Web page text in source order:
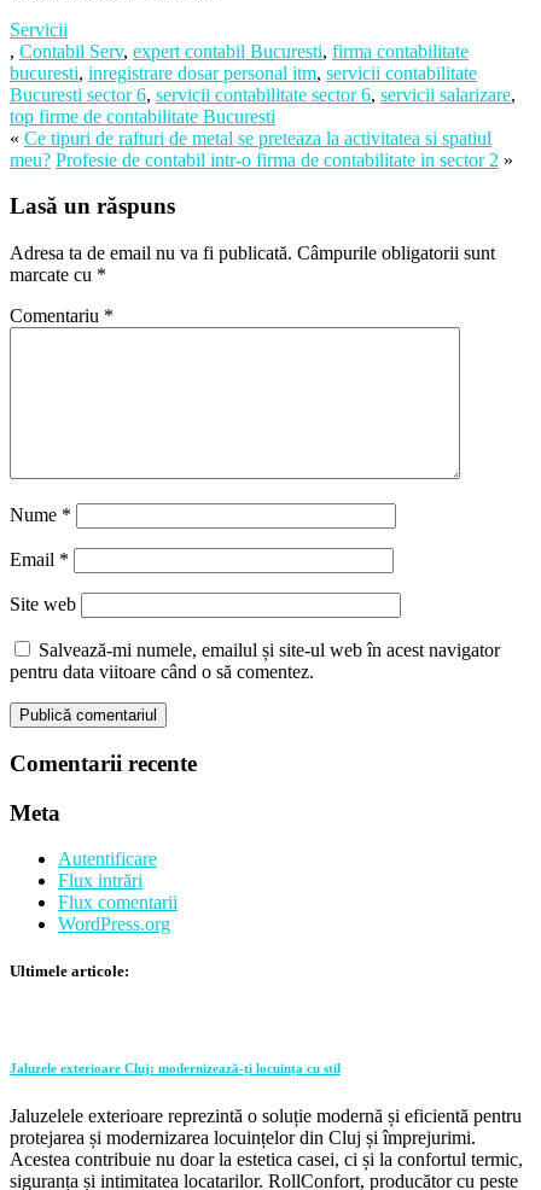
Servicii
, Contabil Serv, expert contabil Bucuresti, firma contabilitate
bucuresti, inregistrare dosar personal itm, servicii contabilitate
Bucuresti sector 6, servicii contabilitate sector 6, servicii salarizare,
top firme de contabilitate Bucuresti
« Ce tipuri de rafturi de metal se preteaza la activitatea si spatiul
meu? Profesie de contabil intr-o firma de contabilitate in sector 2 »
Lasă un răspuns
Adresa ta de email nu va fi publicată. Câmpurile obligatorii sunt
marcate cu *
Comentariu *
Nume *
Email *
Site web
Salvează-mi numele, emailul și site-ul web în acest navigator
pentru data viitoare când o să comentez.
Comentarii recente
Meta
Autentificare
Flux intrări
Flux comentarii
WordPress.org
Ultimele articole:
Jaluzele exterioare Cluj: modernizează-ți locuința cu stil
Jaluzelele exterioare reprezintă o soluție modernă și eficientă pentru
protejarea și modernizarea locuințelor din Cluj și împrejurimi.
Acestea contribuie nu doar la estetica casei, ci și la confortul termic,
siguranța și intimitatea locatarilor. RollConfort, producător cu peste